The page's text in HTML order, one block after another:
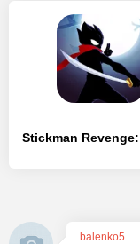
balenko5